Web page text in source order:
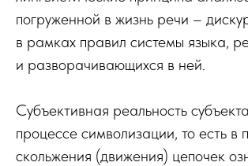
погруженной в жизнь речи –
в рамках правил системы языка,
и разворачивающихся в ней.
Субъективная реальность
процессе символизации, то есть в
скольжения (движения) цепочек